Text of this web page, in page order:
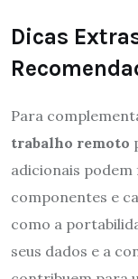
Dicas
Para
trabalho remoto
adicionais
componentes e
como a
seus dados e a